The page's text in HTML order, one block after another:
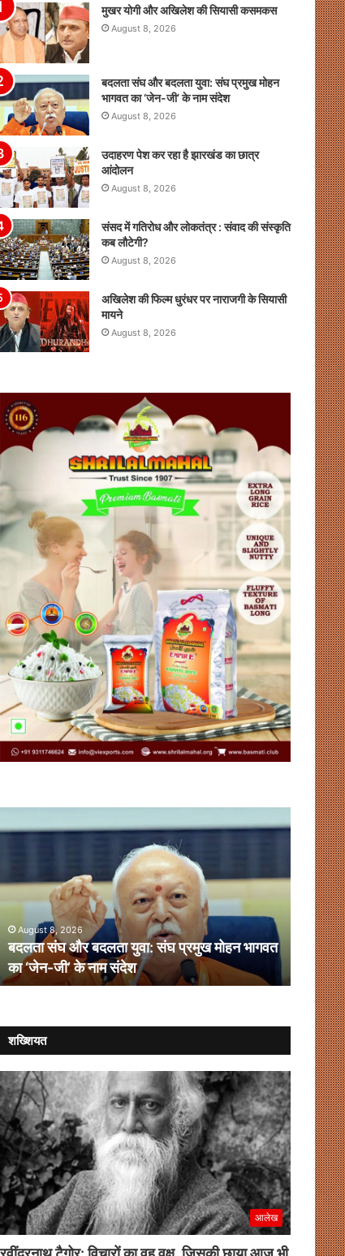
मुखर योगी और अखिलेश की सियासी कसमकस
August 8, 2026
बदलता संघ और बदलता युवा: संघ प्रमुख मोहन
भागवत का ‘जेन-जी’ के नाम संदेश
August 8, 2026
उदाहरण पेश कर रहा है झारखंड का छात्र
आंदोलन
August 8, 2026
संसद में गतिरोध और लोकतंत्र : संवाद की संस्कृति
कब लौटेगी?
August 8, 2026
अखिलेश की फिल्म धुरंधर पर नाराजगी के सियासी
मायने
August 8, 2026
मोहन भागवत
पेश
रहा
है
झारखंड
का
छात्र
आंदोलनAugust 8, 2026
उदाहरण पेश कर रहा है झारखंड का छात्र
शख्शियत
आलेख